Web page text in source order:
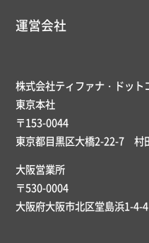
運営会社
株式会社ティファナ・ドット
東京本社
〒153-0044
東京都目黒区大橋2-22-7 村
大阪営業所
〒530-0004
大阪府大阪市北区堂島浜1-